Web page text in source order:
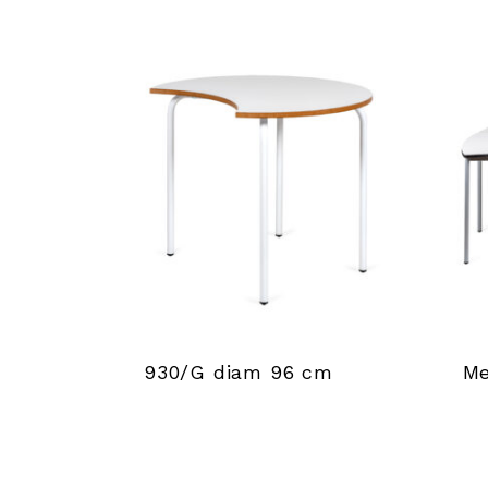
930/G diam 96 cm